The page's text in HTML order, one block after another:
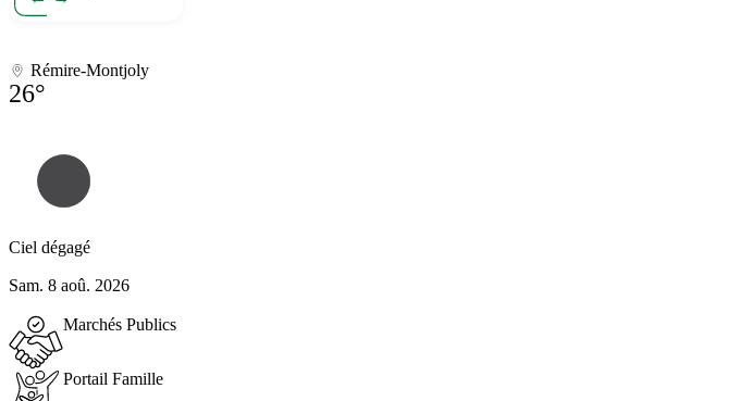
Rémire-Montjoly
26°
Ciel dégagé
Sam. 8 aoû. 2026
Marchés Publics
Portail Famille